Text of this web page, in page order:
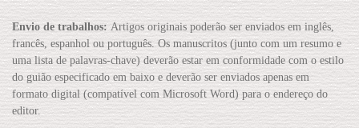
Envio de trabalhos:Artigos originais poderão ser enviados em inglês,
francês, espanhol ou português. Os manuscritos (junto com um resumo e
uma lista de palavras-chave) deverão estar em conformidade com o estilo
do guião especificado em baixo e deverão ser enviados apenas em
formato digital (compatível com Microsoft Word) para o endereço do
editor.